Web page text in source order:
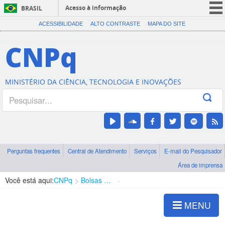
BRASIL
Acesso à informação
CORONAVÍRUS (COVID-19)
Canais
ACESSIBILIDADE ALTO CONTRASTE MAPA DO SITE
CNPq
MINISTÉRIO DA CIÊNCIA, TECNOLOGIA E INOVAÇÕES
Perguntas frequentes Central de Atendimento Serviços
E-mail do Pesquisador
Área de imprensa
Você está aqui:CNPq Bolsas e Auxílios Vigentes
MENU